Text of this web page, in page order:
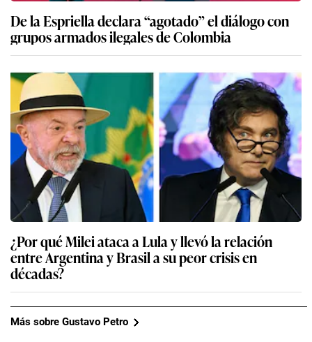
De la Espriella declara “agotado” el diálogo con
grupos armados ilegales de Colombia
¿Por qué Milei ataca a Lula y llevó la relación
entre Argentina y Brasil a su peor crisis en
décadas?
Más sobre Gustavo Petro